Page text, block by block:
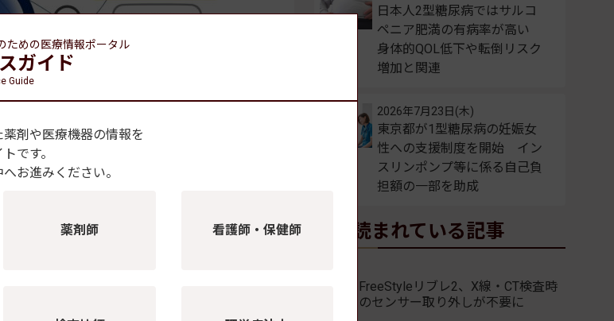
新たな医療を目指す
機器メーカーのデータをつなぎ合わせる新た
組みが拡がることで、データを十分に活用し
日本人2型糖尿病ではサルコ
ペニア肥満の有病率が高い
身体的QOL低下や転倒リスク
増加と関連
東京都が1型糖尿病の妊娠女
性への支援制度を開始 イン
スリンポンプ等に係る自己負
担額の一部を助成
2026年7月23日(木)
よく読まれている記事
FreeStyleリブレ2、X線・CT検査時
のセンサー取り外しが不要に
ための医療情報ポータル
ガイド
Guide
剤や医療機器の情報を
です。
お進みください。
薬剤師 看護師・保健師